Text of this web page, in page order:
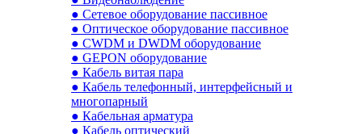
● Сетевое оборудование пассивное
● Оптическое оборудование пассивное
● CWDM и DWDM оборудование
● GEPON оборудование
● Кабель витая пара
● Кабель телефонный, интерфейсный и
многопарный
● Кабельная арматура
● Кабель оптический